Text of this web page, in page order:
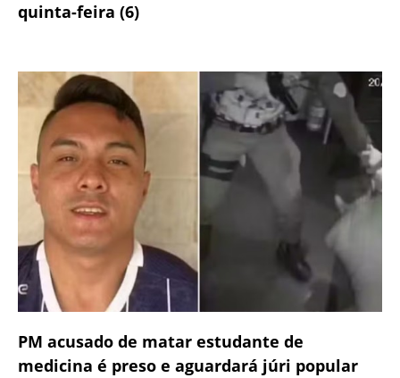
quinta-feira (6)
PM acusado de matar estudante de
medicina é preso e aguardará júri popular